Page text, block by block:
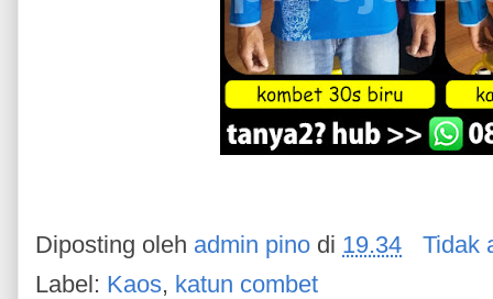
Diposting oleh admin pino di 19.34
Tidak
Label: Kaos, katun combet